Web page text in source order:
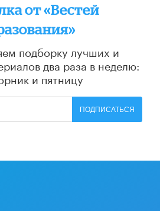
от «Вестей
подборку лучших и
два раза в неделю:
и пятницу
ПОДПИСАТЬСЯ